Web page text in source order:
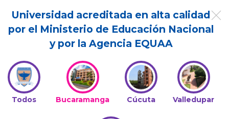
Universidad acreditada en alta calidad
por el Ministerio de Educación Nacional
y por la Agencia EQUAA
Todos Bucaramanga Cúcuta Valledupar